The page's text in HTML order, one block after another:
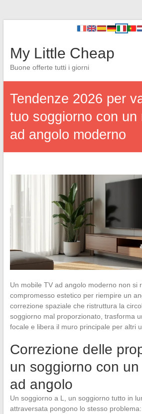
My Little Cheap
Buone offerte tutti i giorni
Tendenze 2026 per
tuo soggiorno con un
ad angolo moderno
Un mobile TV ad angolo moderno non si
compromesso estetico per riempire un
correzione spaziale che ristruttura la
soggiorno mal proporzionato, trasforma
focale e libera il muro principale per altri
Correzione delle
un soggiorno con
ad angolo
Un soggiorno a L, un soggiorno tutto in
attraversata pongono lo stesso